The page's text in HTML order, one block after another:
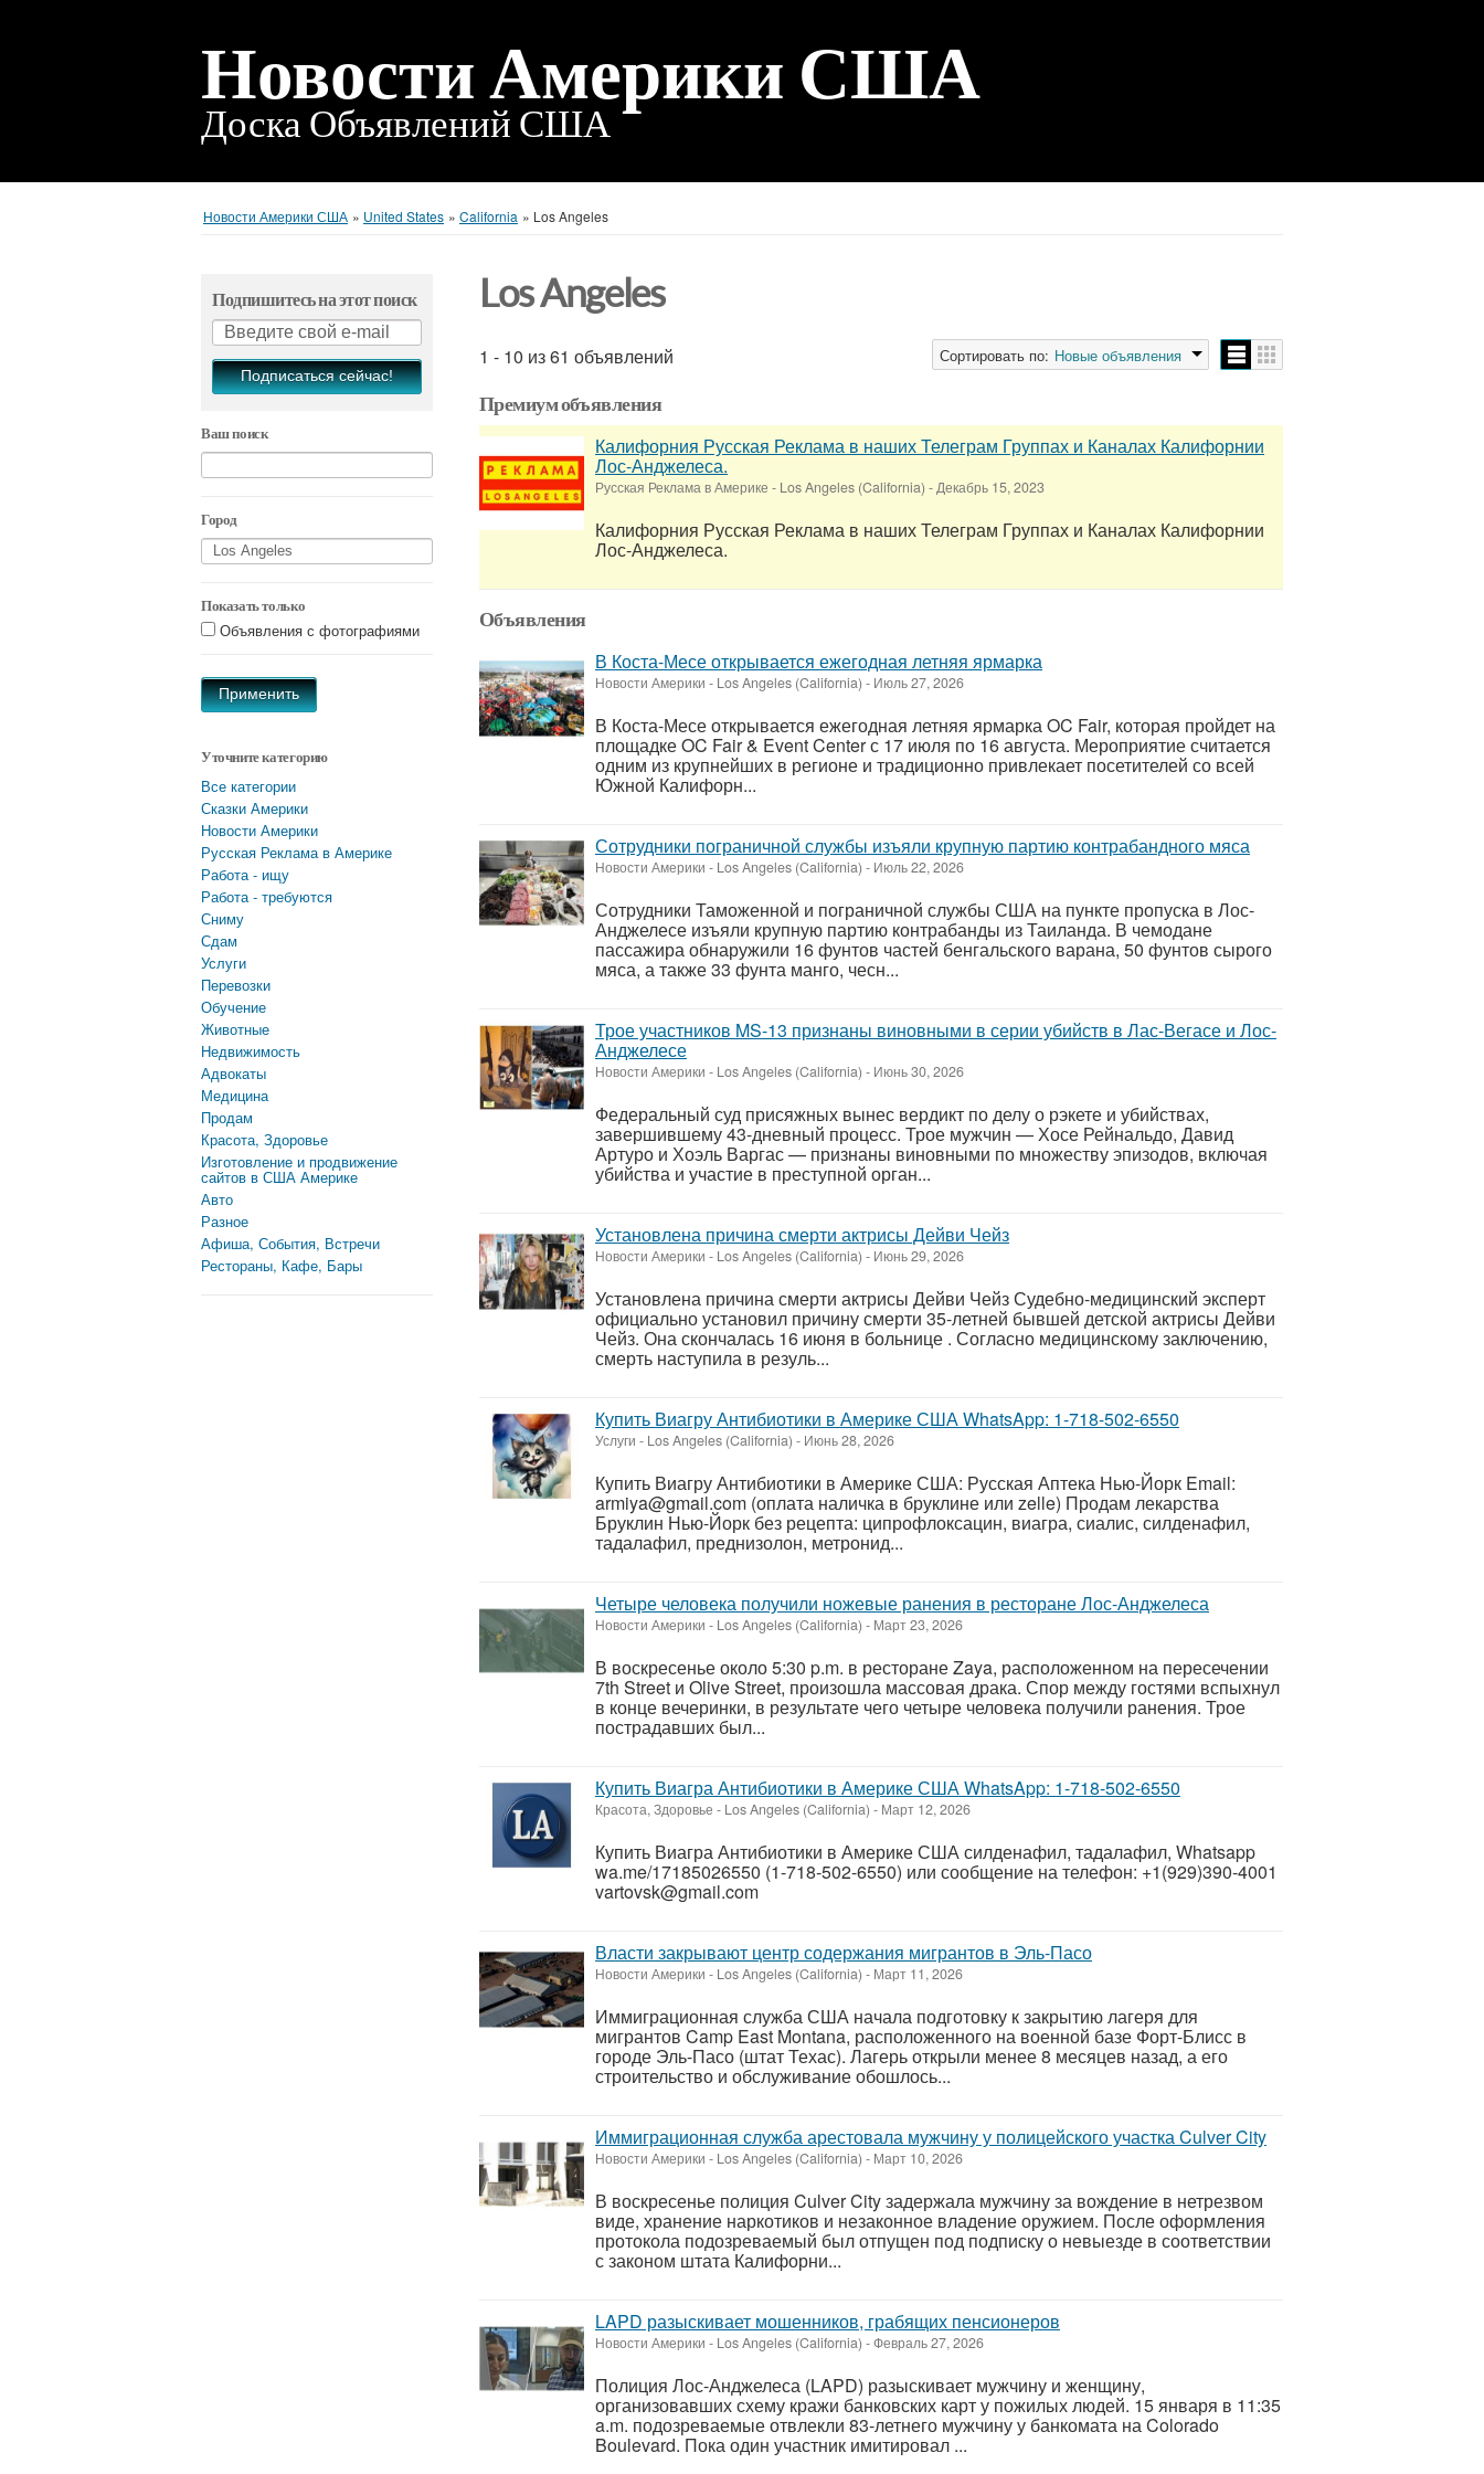
Новости Америки США
Доска Объявлений США
Новости Америки США » United States » California » Los Angeles
Подпишитесь на этот поиск
Подписаться сейчас!
Ваш поиск
Город
Показать только
Объявления с фотографиями
Применить
Уточните категорию
Все категории
Сказки Америки
Новости Америки
Русская Реклама в Америке
Работа - ищу
Работа - требуются
Сниму
Сдам
Услуги
Перевозки
Обучение
Животные
Недвижимость
Адвокаты
Медицина
Продам
Красота, Здоровье
Изготовление и продвижение
сайтов в США Америке
Авто
Разное
Афиша, События, Встречи
Рестораны, Кафе, Бары
Los Angeles
1 - 10 из 61 объявлений Сортировать по: Новые объявления
Премиум объявления
Калифорния Русская Реклама в наших Телеграм Группах и Каналах Калифорнии
Лос-Анджелеса.
Русская Реклама в Америке - Los Angeles (California) - Декабрь 15, 2023
Калифорния Русская Реклама в наших Телеграм Группах и Каналах Калифорнии
Лос-Анджелеса.
Объявления
В Коста-Месе открывается ежегодная летняя ярмарка
Новости Америки - Los Angeles (California) - Июль 27, 2026
В Коста-Месе открывается ежегодная летняя ярмарка OC Fair, которая пройдет на
площадке OC Fair & Event Center с 17 июля по 16 августа. Мероприятие считается
одним из крупнейших в регионе и традиционно привлекает посетителей со всей
Южной Калифорн...
Сотрудники пограничной службы изъяли крупную партию контрабандного мяса
Новости Америки - Los Angeles (California) - Июль 22, 2026
Сотрудники Таможенной и пограничной службы США на пункте пропуска в Лос-
Анджелесе изъяли крупную партию контрабанды из Таиланда. В чемодане
пассажира обнаружили 16 фунтов частей бенгальского варана, 50 фунтов сырого
мяса, а также 33 фунта манго, чесн...
Трое участников MS-13 признаны виновными в серии убийств в Лас-Вегасе и Лос-
Анджелесе
Новости Америки - Los Angeles (California) - Июнь 30, 2026
Федеральный суд присяжных вынес вердикт по делу о рэкете и убийствах,
завершившему 43-дневный процесс. Трое мужчин — Хосе Рейнальдо, Давид
Артуро и Хоэль Варгас — признаны виновными по множеству эпизодов, включая
убийства и участие в преступной орган...
Установлена причина смерти актрисы Дейви Чейз
Новости Америки - Los Angeles (California) - Июнь 29, 2026
Установлена причина смерти актрисы Дейви Чейз Судебно-медицинский эксперт
официально установил причину смерти 35-летней бывшей детской актрисы Дейви
Чейз. Она скончалась 16 июня в больнице . Согласно медицинскому заключению,
смерть наступила в резуль...
Купить Виагру Антибиотики в Америке США WhatsApp: 1-718-502-6550
Услуги - Los Angeles (California) - Июнь 28, 2026
Купить Виагру Антибиотики в Америке США: Русская Аптека Нью-Йорк Email:
armiya@gmail.com (оплата наличка в бруклине или zelle) Продам лекарства
Бруклин Нью-Йорк без рецепта: ципрофлоксацин, виагра, сиалис, силденафил,
тадалафил, преднизолон, метронид...
Четыре человека получили ножевые ранения в ресторане Лос-Анджелеса
Новости Америки - Los Angeles (California) - Март 23, 2026
В воскресенье около 5:30 p.m. в ресторане Zaya, расположенном на пересечении
7th Street и Olive Street, произошла массовая драка. Спор между гостями вспыхнул
в конце вечеринки, в результате чего четыре человека получили ранения. Трое
пострадавших был...
Купить Виагра Антибиотики в Америке США WhatsApp: 1-718-502-6550
Красота, Здоровье - Los Angeles (California) - Март 12, 2026
Купить Виагра Антибиотики в Америке США силденафил, тадалафил, Whatsapp
wa.me/17185026550 (1-718-502-6550) или сообщение на телефон: +1(929)390-4001
vartovsk@gmail.com
Власти закрывают центр содержания мигрантов в Эль-Пасо
Новости Америки - Los Angeles (California) - Март 11, 2026
Иммиграционная служба США начала подготовку к закрытию лагеря для
мигрантов Camp East Montana, расположенного на военной базе Форт-Блисс в
городе Эль-Пасо (штат Техас). Лагерь открыли менее 8 месяцев назад, а его
строительство и обслуживание обошлось...
Иммиграционная служба арестовала мужчину у полицейского участка Culver City
Новости Америки - Los Angeles (California) - Март 10, 2026
В воскресенье полиция Culver City задержала мужчину за вождение в нетрезвом
виде, хранение наркотиков и незаконное владение оружием. После оформления
протокола подозреваемый был отпущен под подписку о невыезде в соответствии
с законом штата Калифорни...
LAPD разыскивает мошенников, грабящих пенсионеров
Новости Америки - Los Angeles (California) -Февраль 27, 2026
Полиция Лос-Анджелеса (LAPD) разыскивает мужчину и женщину,
организовавших схему кражи банковских карт у пожилых людей. 15 января в 11:35
a.m. подозреваемые отвлекли 83-летнего мужчину у банкомата на Colorado
Boulevard. Пока один участник имитировал ...